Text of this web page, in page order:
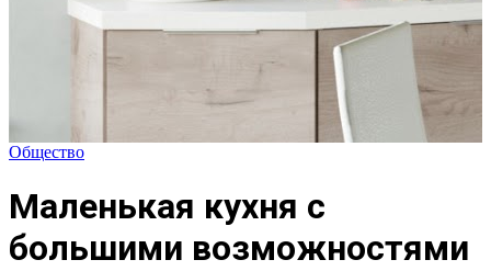
Общество
Маленькая кухня с
большими возможностями